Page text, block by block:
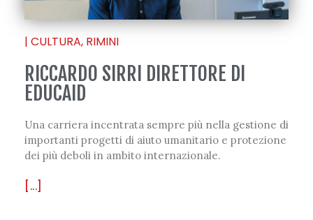
| CULTURA, RIMINI
RICCARDO SIRRI DIRETTORE DI
EDUCAID
Una carriera incentrata sempre più nella gestione di
importanti progetti di aiuto umanitario e protezione
dei più deboli in ambito internazionale.
[...]